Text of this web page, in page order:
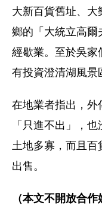
大新百貨舊址、
鄉的「大統立高
經歇業。至於吳
有投資澄清湖風景
在地業者指出，
「只進不出」，
土地多寡，而且
出售。
（本文不開放合作